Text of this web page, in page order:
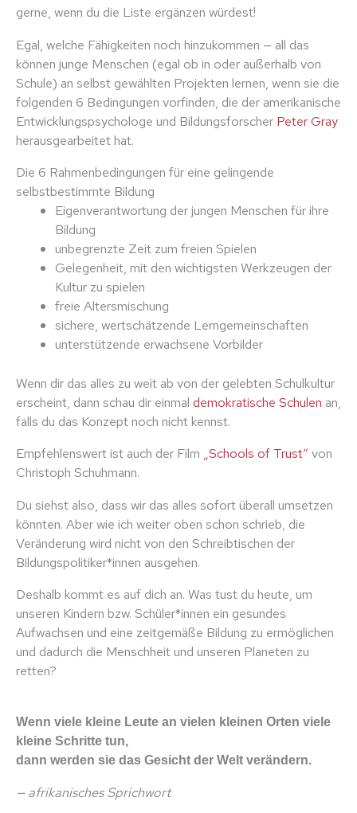
gerne, wenn du die Liste ergänzen würdest!
Egal, welche Fähigkeiten noch hinzukommen — all das
können junge Menschen (egal ob in oder außerhalb von
Schule) an selbst gewählten Projekten lernen, wenn sie die
folgenden 6 Bedingungen vorfinden, die der amerikanische
Entwicklungspsychologe und Bildungsforscher Peter Gray
herausgearbeitet hat.
Die 6 Rahmenbedingungen für eine gelingende
selbstbestimmte Bildung
Eigenverantwortung der jungen Menschen für ihre
Bildung
unbegrenzte Zeit zum freien Spielen
Gelegenheit, mit den wichtigsten Werkzeugen der
Kultur zu spielen
freie Altersmischung
sichere, wertschätzende Lerngemeinschaften
unterstützende erwachsene Vorbilder
Wenn dir das alles zu weit ab von der gelebten Schulkultur
erscheint, dann schau dir einmal demokratische Schulen an,
falls du das Konzept noch nicht kennst.
Empfehlenswert ist auch der Film „Schools of Trust“ von
Christoph Schuhmann.
Du siehst also, dass wir das alles sofort überall umsetzen
könnten. Aber wie ich weiter oben schon schrieb, die
Veränderung wird nicht von den Schreibtischen der
Bildungspolitiker*innen ausgehen.
Deshalb kommt es auf dich an. Was tust du heute, um
unseren Kindern bzw. Schüler*innen ein gesundes
Aufwachsen und eine zeitgemäße Bildung zu ermöglichen
und dadurch die Menschheit und unseren Planeten zu
retten?
Wenn viele kleine Leute an vielen kleinen Orten viele
kleine Schritte tun,
dann werden sie das Gesicht der Welt verändern.
— afrikanisches Sprichwort